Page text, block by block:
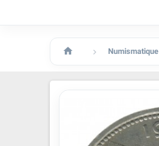
  Numismatique